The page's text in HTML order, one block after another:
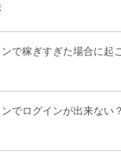
で稼ぎすぎた場合に起
でログインが出来ない